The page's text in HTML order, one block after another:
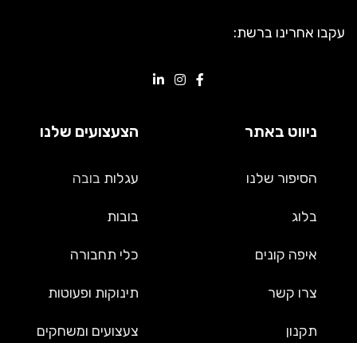
עקבו אחרינו ברשת:
ניווט באתר
הסיפור שלנו
בלוג
איפה קונים
צרו קשר
תקנון
הצעצועים שלנו
עגלות בובה
בובות
כלי תחבורה
תינוקות ופעוטות
צעצועים ומשחקים